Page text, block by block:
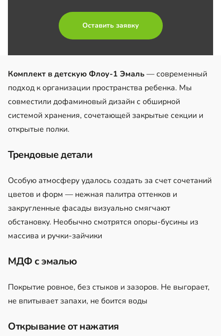
Оставить заявку
Комплект в детскую Флоу-1 Эмаль— современный
подход к организации пространства ребенка. Мы
совместили дофаминовый дизайн с обширной
системой хранения, сочетающей закрытые секции и
открытые полки.
Трендовые детали
Особую атмосферу удалось создать за счет сочетаний
цветов и форм — нежная палитра оттенков и
закругленные фасады визуально смягчают
обстановку. Необычно смотрятся опоры-бусины из
массива и ручки-зайчики
МДФ с эмалью
Покрытие ровное, без стыков и зазоров. Не выгорает,
не впитывает запахи, не боится воды
Открывание от нажатия